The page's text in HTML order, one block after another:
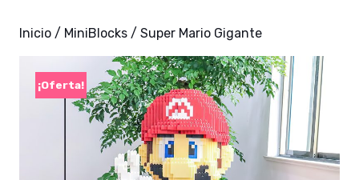
Inicio / MiniBlocks / Super Mario Gigante
¡Oferta!